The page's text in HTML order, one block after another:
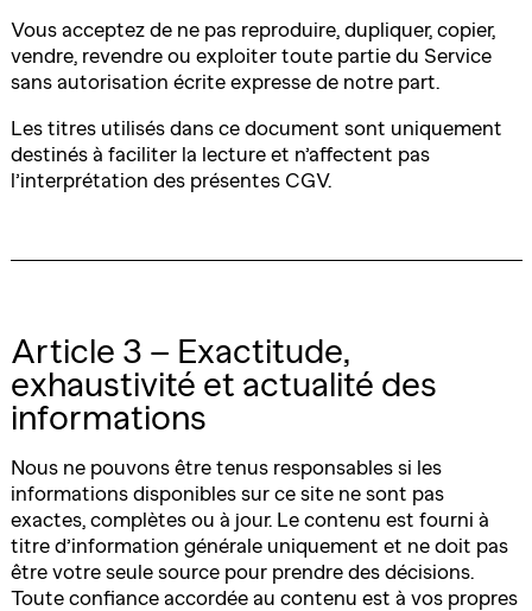
Vous acceptez de ne pas reproduire, dupliquer, copier,
vendre, revendre ou exploiter toute partie du Service
sans autorisation écrite expresse de notre part.
Les titres utilisés dans ce document sont uniquement
destinés à faciliter la lecture et n’affectent pas
l’interprétation des présentes CGV.
Article 3 – Exactitude,
exhaustivité et actualité des
informations
Nous ne pouvons être tenus responsables si les
informations disponibles sur ce site ne sont pas
exactes, complètes ou à jour. Le contenu est fourni à
titre d’information générale uniquement et ne doit pas
être votre seule source pour prendre des décisions.
Toute confiance accordée au contenu est à vos propres